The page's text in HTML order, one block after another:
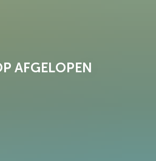
AFGELOPEN